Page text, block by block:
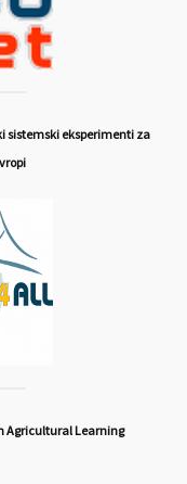
sistemski eksperimenti za
Agricultural Learning